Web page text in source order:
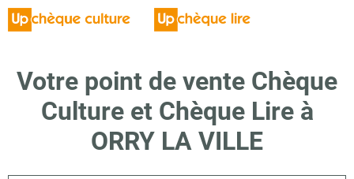
Votre point de vente Chèque
Culture et Chèque Lire à
ORRY LA VILLE